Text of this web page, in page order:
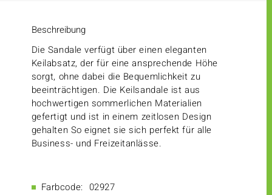
Beschreibung
Die Sandale verfügt über einen eleganten
Keilabsatz, der für eine ansprechende Höhe
sorgt, ohne dabei die Bequemlichkeit zu
beeinträchtigen. Die Keilsandale ist aus
hochwertigen sommerlichen Materialien
gefertigt und ist in einem zeitlosen Design
gehalten So eignet sie sich perfekt für alle
Business- und Freizeitanlässe.
Farbcode: 02927